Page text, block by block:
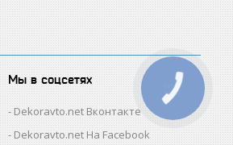
Мы в соцсетях
Dekoravto.net Вконтакте
Dekoravto.net На Facebook
КНОПКА
ЗВ'ЯЗКУ